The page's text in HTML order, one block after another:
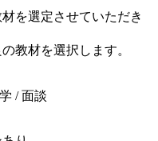
を選定させていただき
教材を選択します。
/ 面談